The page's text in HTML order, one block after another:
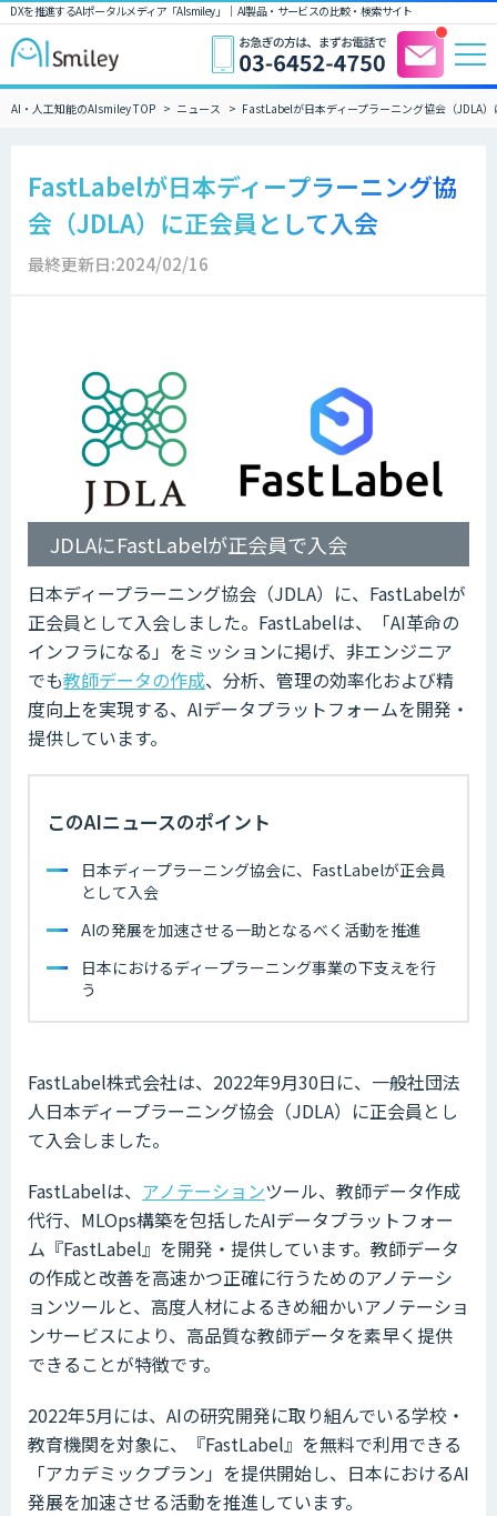
DXを推進するAIポータルメディア「AIsmiley」｜ AI製品・サービスの比較・検索サイト
AI・人工知能のAIsmiley TOP ニュース FastLabelが日本ディープラーニング協会（JDLA
FastLabelが日本ディープラーニング協
会（JDLA）に正会員として入会
最終更新日:2024/02/16
JDLAにFastLabelが正会員で入会
日本ディープラーニング協会（JDLA）に、FastLabelが
正会員として入会しました。FastLabelは、「AI革命の
インフラになる」をミッションに掲げ、非エンジニア
でも教師データの作成、分析、管理の効率化および精
度向上を実現する、AIデータプラットフォームを開発・
提供しています。
このAIニュースのポイント
日本ディープラーニング協会に、FastLabelが正会員
として入会
AIの発展を加速させる一助となるべく活動を推進
日本におけるディープラーニング事業の下支えを行
う
FastLabel株式会社は、2022年9月30日に、一般社団法
人日本ディープラーニング協会（JDLA）に正会員とし
て入会しました。
FastLabelは、 アノテーションツール、教師データ作成
代行、MLOps構築を包括したAIデータプラットフォー
ム『FastLabel』を開発・提供しています。教師データ
の作成と改善を高速かつ正確に行うためのアノテーシ
ョンツールと、高度人材によるきめ細かいアノテーショ
ンサービスにより、高品質な教師データを素早く提供
できることが特徴です。
2022年5月には、AIの研究開発に取り組んでいる学校・
教育機関を対象に、『FastLabel』を無料で利用できる
「アカデミックプラン」を提供開始し、日本におけるAI
発展を加速させる活動を推進しています。